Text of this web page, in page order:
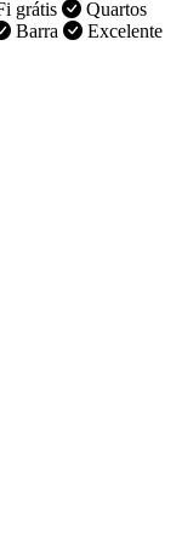
grátis
Quartos
Barra
Excelente